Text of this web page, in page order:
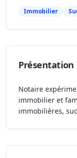
Immobilier
Présentation
Notaire
immobilier et
immobilières,